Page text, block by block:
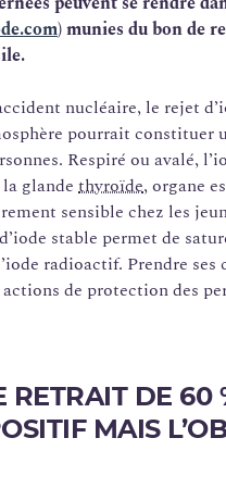
) munies du bon de
nucléaire, le rejet
pourrait constituer
Respiré ou avalé,
glande thyroïde, organe
sensible chez les
stable permet de
radioactif. Prendre
de protection des
RETRAIT DE 60
MAIS